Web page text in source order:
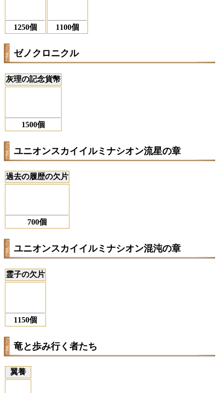
1250個 1100個
ゼノクロニクル
灰理の記念貨幣
1500個
ユニオンスカイイルミナシオン流星の章
過去の履歴の欠片
700個
ユニオンスカイイルミナシオン混沌の章
霊子の欠片
1150個
竜と歩み行く者たち
翼養